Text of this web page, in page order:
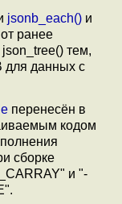
jsonb_each() и
ранее
тем,
для данных с
перенесён в
кодом
сборке
и "-